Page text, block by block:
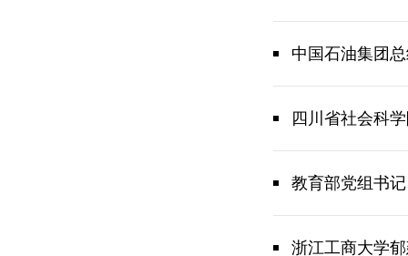
中国石油集团
四川省社会科
教育部党组书
浙江工商大学